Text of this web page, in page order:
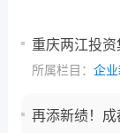
重庆两江投
所属栏目： 企
再添新绩！